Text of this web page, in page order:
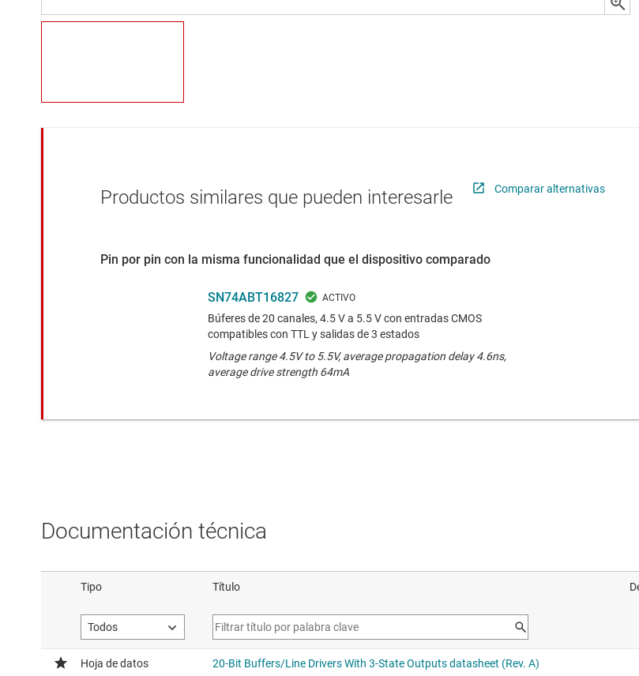
Productos similares que pueden interesarle Comparar alternativas
Pin por pin con la misma funcionalidad que el dispositivo comparado
SN74ABT16827
Búferes de 20 canales, 4.5 V a 5.5 V con entradas CMOS
compatibles con TTL y salidas de 3 estados
Voltage range 4.5V to 5.5V, average propagation delay 4.6ns,
average drive strength 64mA
Documentación técnica